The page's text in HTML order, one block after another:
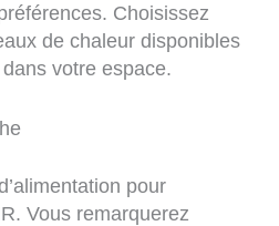
Choisissez
de chaleur disponibles
votre espace.
pour
Vous remarquerez